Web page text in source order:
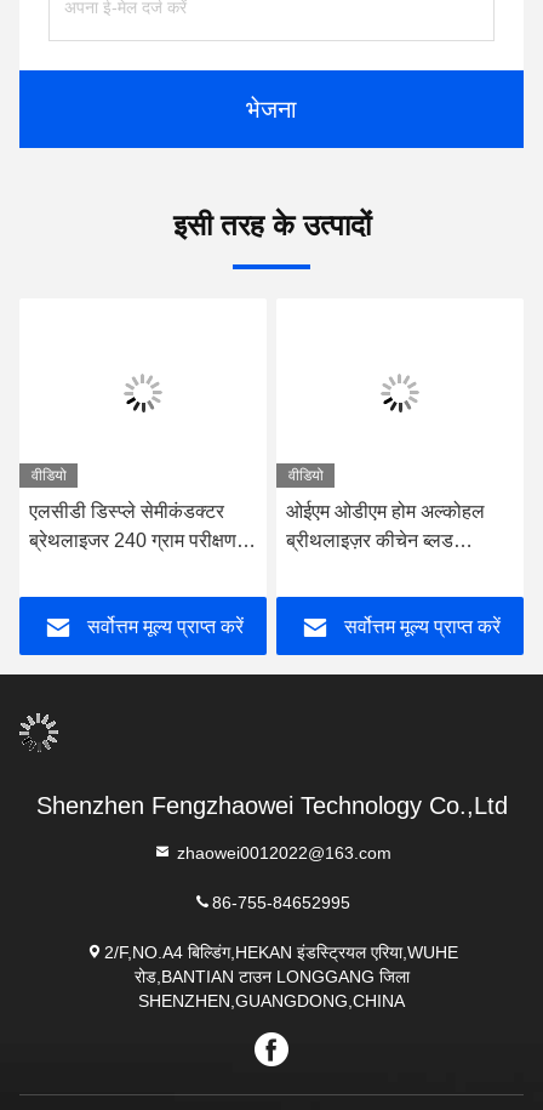
भेजना
इसी तरह के उत्पादों
वीडियो
एलसीडी डिस्प्ले सेमीकंडक्टर
ब्रेथलाइजर 240 ग्राम परीक्षण
सर्वोत्तम मूल्य प्राप्त करें
वीडियो
ओईएम ओडीएम होम अल्कोहल
ब्रीथलाइज़र कीचेन ब्लड
black1000
सर्वोत्तम मूल्य प्राप्त करें
Shenzhen Fengzhaowei Technology Co.,Ltd
zhaowei0012022@163.com
86-755-84652995
2/F,NO.A4 बिल्डिंग,HEKAN इंडस्ट्रियल एरिया,WUHE
रोड,BANTIAN टाउन LONGGANG जिला
SHENZHEN,GUANGDONG,CHINA